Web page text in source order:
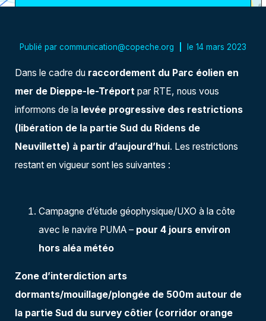
Publié par communication@copeche.org le 14 mars 2023
Dans le cadre du raccordement du Parc éolien en
mer de Dieppe-le-Tréport par RTE, nous vous
informons de la levée progressive des restrictions
(libération de la partie Sud du Ridens de
Neuvillette) à partir d’aujourd’hui. Les restrictions
restant en vigueur sont les suivantes :
Campagne d’étude géophysique/UXO à la côte
avec le navire PUMA – pour 4 jours environ
hors aléa météo
Zone d’interdiction arts
dormants/mouillage/plongée de 500m autour de
la partie Sud du survey côtier (corridor orange